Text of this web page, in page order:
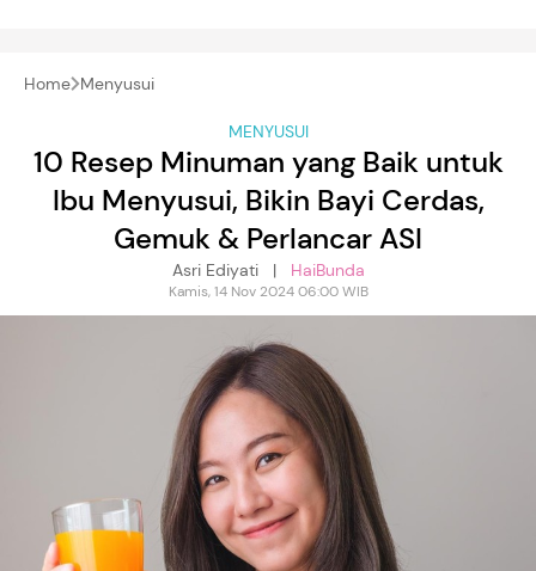
Home Menyusui
MENYUSUI
10 Resep Minuman yang Baik untuk
Ibu Menyusui, Bikin Bayi Cerdas,
Gemuk & Perlancar ASI
Asri Ediyati | HaiBunda
Kamis, 14 Nov 2024 06:00 WIB